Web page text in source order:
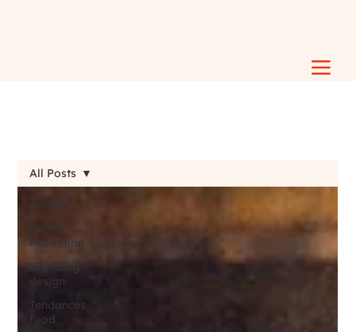
All Posts
Digital
Marketing
Branding
design
Tendances
food
All Posts